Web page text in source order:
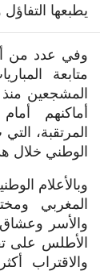
يطبعها
وفي عدد من
متابعة
المشجعين منذ
أماكنهم
المرتقبة،
الوطني خلال
وبالأعلام
المغربي
والأسر
الأطلس على
والاقتراب